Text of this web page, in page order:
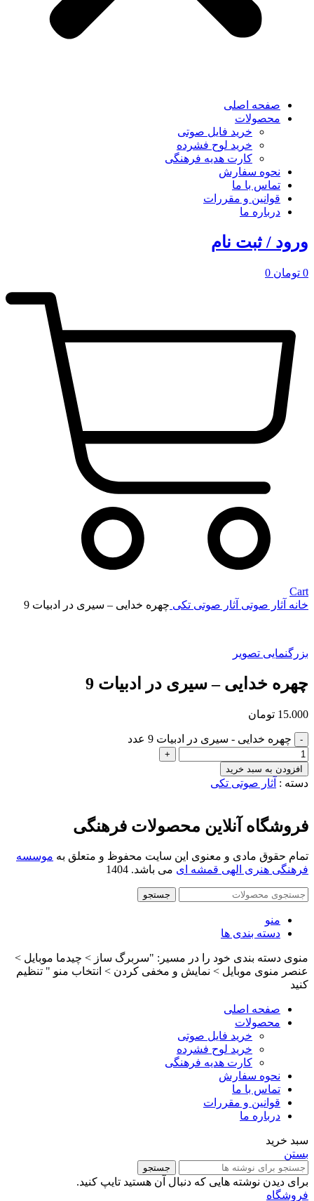
صفحه اصلی
محصولات
خرید فایل صوتی
خرید لوح فشرده
کارت هدیه فرهنگی
نحوه سفارش
تماس با ما
قوانین و مقررات
درباره ما
ورود / ثبت نام
0 تومان 0
Cart
خانه آثار صوتی آثار صوتی تکی چهره خدایی – سیری در ادبیات 9
بزرگنمایی تصویر
چهره خدایی – سیری در ادبیات 9
15.000 تومان
چهره خدایی - سیری در ادبیات 9 عدد
افزودن به سبد خرید
دسته : آثار صوتی تکی
فروشگاه آنلاین محصولات فرهنگی
تمام حقوق مادی و معنوی این سایت محفوظ و متعلق به موسسه
فرهنگی هنری الهی قمشه ای می باشد. 1404
جستجو
منو
دسته بندی ها
منوی دسته بندی خود را در مسیر: "سربرگ ساز > چیدما موبایل >
عنصر منوی موبایل > نمایش و مخفی کردن > انتخاب منو " تنظیم
کنید
صفحه اصلی
محصولات
خرید فایل صوتی
خرید لوح فشرده
کارت هدیه فرهنگی
نحوه سفارش
تماس با ما
قوانین و مقررات
درباره ما
سبد خرید
بستن
جستجو
برای دیدن نوشته هایی که دنبال آن هستید تایپ کنید.
فروشگاه